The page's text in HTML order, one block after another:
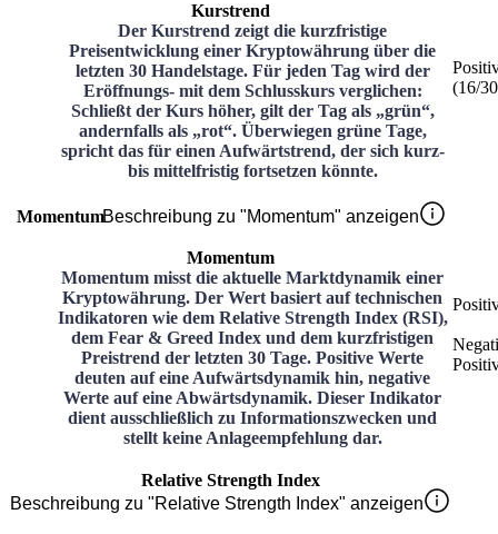
Kurstrend
Der Kurstrend zeigt die kurzfristige
Preisentwicklung einer Kryptowährung über die
letzten 30 Handelstage. Für jeden Tag wird der
Eröffnungs- mit dem Schlusskurs verglichen:
Schließt der Kurs höher, gilt der Tag als „grün“,
andernfalls als „rot“. Überwiegen grüne Tage,
spricht das für einen Aufwärtstrend, der sich kurz-
bis mittelfristig fortsetzen könnte.
(16/
MomentumBeschreibung zu "Momentum" anzeigen
Momentum
Momentum misst die aktuelle Marktdynamik einer
Kryptowährung. Der Wert basiert auf technischen
Indikatoren wie dem Relative Strength Index (RSI),
dem Fear & Greed Index und dem kurzfristigen
Preistrend der letzten 30 Tage. Positive Werte
deuten auf eine Aufwärtsdynamik hin, negative
Werte auf eine Abwärtsdynamik. Dieser Indikator
dient ausschließlich zu Informationszwecken und
stellt keine Anlageempfehlung dar.
Relative Strength Index
Beschreibung zu "Relative Strength Index" anzeigen